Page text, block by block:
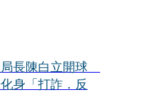
長陳白立開球
身「打詐．反